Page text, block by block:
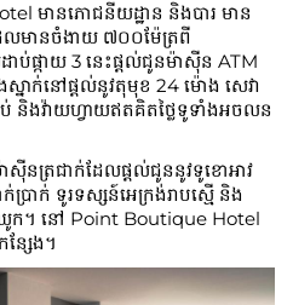
មានភោជនីយដ្ឋាន និងបារ មាន
លមានចំងាយ ៧០០ម៉ែត្រពី
ប់ផ្កាយ 3 នេះផ្តល់ជូនម៉ាស៊ីន ATM
នាក់នៅផ្តល់នូវតុមុខ 24 ម៉ោង សេវា
ទប់ និងវ៉ាយហ្វាយឥតគិតថ្លៃទូទាំងអចលន
ាស៊ីនត្រជាក់ដែលផ្តល់ជូននូវទូខោអាវ
រាក់ ទូរទស្សន៍អេក្រង់រាបស្មើ និង
ក។ នៅ Point Boutique Hotel
សែង។